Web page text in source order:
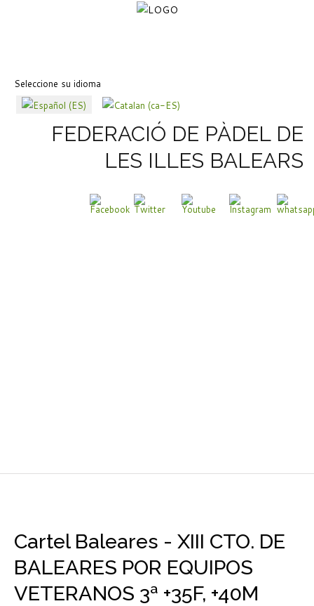
Seleccione su idioma
FEDERACIÓ DE PÀDEL DE
LES ILLES BALEARS
Cartel Baleares - XIII CTO. DE
BALEARES POR EQUIPOS
VETERANOS 3ª +35F, +40M